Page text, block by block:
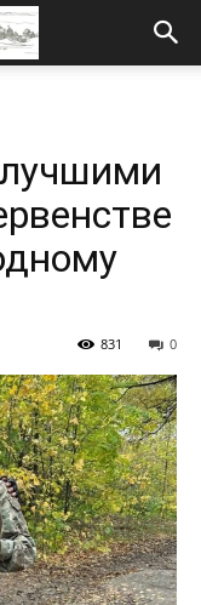
0
831